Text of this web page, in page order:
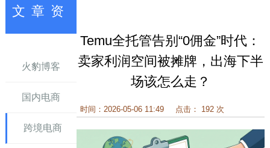
文章资
火豹博客
国内电商
跨境电商
Temu全托管告别“0佣金”时代：
卖家利润空间被摊牌，出海下半
场该怎么走？
时间：2026-05-06 11:49 点击： 192 次